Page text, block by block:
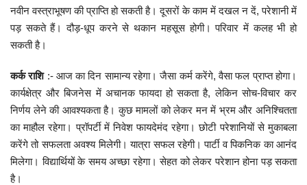
नवीन वस्त्राभूषण की प्राप्ति हो सकती है। दूसरों के काम में दखल न दें, परेशानी में
पड़ सकते हैं। दौड़-धूप करने से थकान महसूस होगी। परिवार में कलह भी हो
सकती है।
कर्क राशि:- आज का दिन सामान्य रहेगा। जैसा कर्म करेंगे, वैसा फल प्राप्त होगा।
कार्यक्षेत्र और बिजनेस में अचानक फायदा हो सकता है, लेकिन सोच-विचार कर
निर्णय लेने की आवश्यकता है। कुछ मामलों को लेकर मन में भ्रम और अनिश्चितता
का माहौल रहेगा। प्रॉपर्टी में निवेश फायदेमंद रहेगा। छोटी परेशानियों से मुकाबला
करेंगे तो सफलता अवश्य मिलेगी। यात्रा सफल रहेगी। पार्टी व पिकनिक का आनंद
मिलेगा। विद्यार्थियों के समय अच्छा रहेगा। सेहत को लेकर परेशान होना पड़ सकता
है।